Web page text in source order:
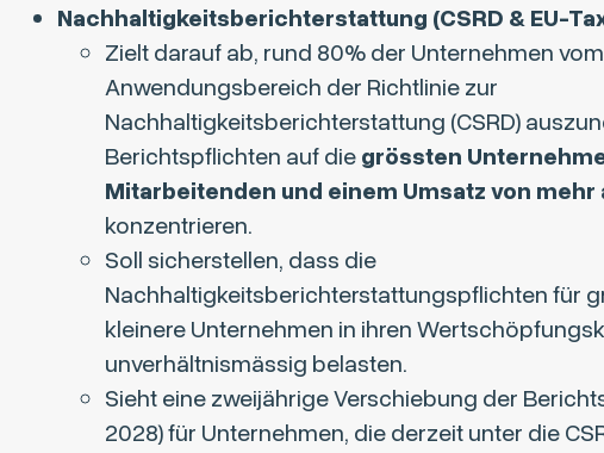
Nachhaltigkeitsberichterstattung (CSRD & EU-
Zielt darauf ab, rund 80% der Unternehmen vom
Anwendungsbereich der Richtlinie zur
Nachhaltigkeitsberichterstattung (CSRD)
Berichtspflichten auf diegrössten
Mitarbeitenden und einem Umsatz von mehr
konzentrieren.
Soll sicherstellen, dass die
Nachhaltigkeitsberichterstattungspflichten für
kleinere Unternehmen in ihren
unverhältnismässig belasten.
Sieht eine zweijährige Verschiebung der
2028) für Unternehmen, die derzeit unter die